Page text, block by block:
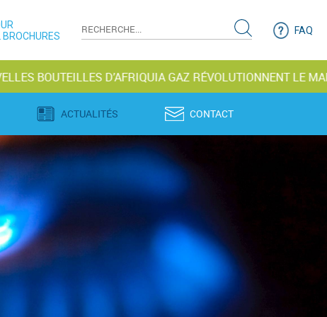
FAQ
D’AFRIQUIA GAZ RÉVOLUTIONNENT LE MARCHÉ
ACTUALITÉS CONTACT